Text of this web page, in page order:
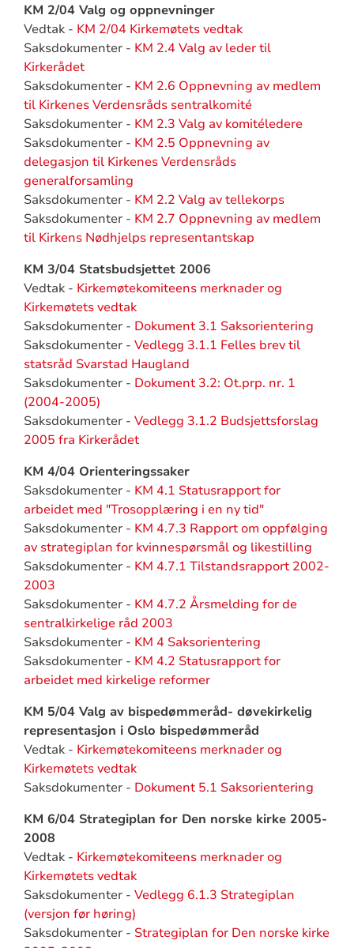
KM 2/04 Valg og oppnevninger
Vedtak - KM 2/04 Kirkemøtets vedtak
Saksdokumenter - KM 2.4 Valg av leder til
Kirkerådet
Saksdokumenter - KM 2.6 Oppnevning av medlem
til Kirkenes Verdensråds sentralkomité
Saksdokumenter - KM 2.3 Valg av komitéledere
Saksdokumenter - KM 2.5 Oppnevning av
delegasjon til Kirkenes Verdensråds
generalforsamling
Saksdokumenter - KM 2.2 Valg av tellekorps
Saksdokumenter - KM 2.7 Oppnevning av medlem
til Kirkens Nødhjelps representantskap
KM 3/04 Statsbudsjettet 2006
Vedtak - Kirkemøtekomiteens merknader og
Kirkemøtets vedtak
Saksdokumenter - Dokument 3.1 Saksorientering
Saksdokumenter - Vedlegg 3.1.1 Felles brev til
statsråd Svarstad Haugland
Saksdokumenter - Dokument 3.2: Ot.prp. nr. 1
(2004-2005)
Saksdokumenter - Vedlegg 3.1.2 Budsjettsforslag
2005 fra Kirkerådet
KM 4/04 Orienteringssaker
Saksdokumenter - KM 4.1 Statusrapport for
arbeidet med "Trosopplæring i en ny tid"
Saksdokumenter - KM 4.7.3 Rapport om oppfølging
av strategiplan for kvinnespørsmål og likestilling
Saksdokumenter - KM 4.7.1 Tilstandsrapport 2002-
2003
Saksdokumenter - KM 4.7.2 Årsmelding for de
sentralkirkelige råd 2003
Saksdokumenter - KM 4 Saksorientering
Saksdokumenter - KM 4.2 Statusrapport for
arbeidet med kirkelige reformer
KM 5/04 Valg av bispedømmeråd- døvekirkelig
representasjon i Oslo bispedømmeråd
Vedtak - Kirkemøtekomiteens merknader og
Kirkemøtets vedtak
Saksdokumenter - Dokument 5.1 Saksorientering
KM 6/04 Strategiplan for Den norske kirke 2005-
2008
Vedtak - Kirkemøtekomiteens merknader og
Kirkemøtets vedtak
Saksdokumenter - Vedlegg 6.1.3 Strategiplan
(versjon før høring)
Saksdokumenter - Strategiplan for Den norske kirke